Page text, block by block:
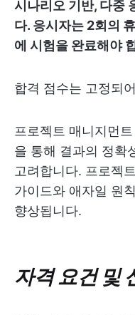
시나리오 기반, 다중
다. 응시자는 2회의
에 시험을 완료해야
합격 점수는 고정되
프로젝트 매니지먼
을 통해 결과의 정확
고려합니다. 프로젝
가이드와 애자일 원
향상됩니다.
자격 요건 및